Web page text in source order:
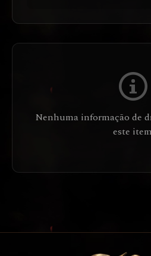
Nenhuma informação de
este